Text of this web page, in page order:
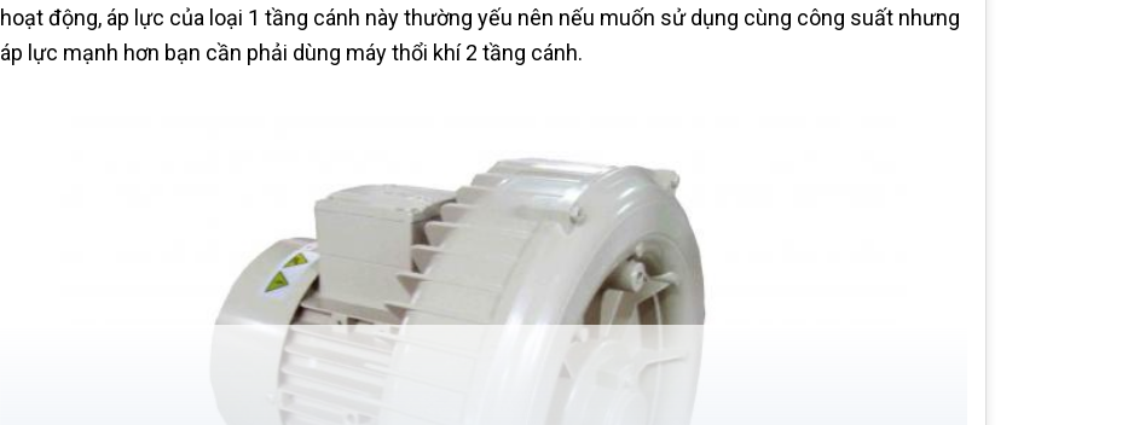
hoạt động, áp lực của loại 1 tầng cánh này thường yếu nên nếu muốn sử dụng cùng công suất nhưng
áp lực mạnh hơn bạn cần phải dùng máy thổi khí 2 tầng cánh.